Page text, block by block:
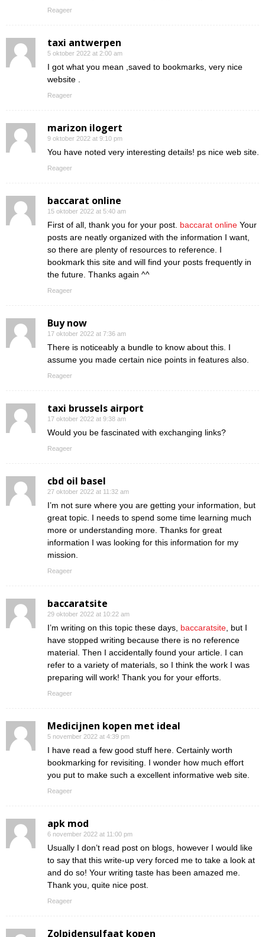
Reageer
taxi antwerpen
5 oktober 2022 at 2:00 am
I got what you mean ,saved to bookmarks, very nice
website .
Reageer
marizon ilogert
9 oktober 2022 at 9:10 pm
You have noted very interesting details! ps nice web site.
Reageer
baccarat online
15 oktober 2022 at 5:40 am
First of all, thank you for your post. baccarat online Your
posts are neatly organized with the information I want,
so there are plenty of resources to reference. I
bookmark this site and will find your posts frequently in
the future. Thanks again ^^
Reageer
Buy now
17 oktober 2022 at 7:36 am
There is noticeably a bundle to know about this. I
assume you made certain nice points in features also.
Reageer
taxi brussels airport
17 oktober 2022 at 9:38 am
Would you be fascinated with exchanging links?
Reageer
cbd oil basel
27 oktober 2022 at 11:32 am
I’m not sure where you are getting your information, but
great topic. I needs to spend some time learning much
more or understanding more. Thanks for great
information I was looking for this information for my
mission.
Reageer
baccaratsite
29 oktober 2022 at 10:22 am
I’m writing on this topic these days, baccaratsite, but I
have stopped writing because there is no reference
material. Then I accidentally found your article. I can
refer to a variety of materials, so I think the work I was
preparing will work! Thank you for your efforts.
Reageer
Medicijnen kopen met ideal
5 november 2022 at 4:39 pm
I have read a few good stuff here. Certainly worth
bookmarking for revisiting. I wonder how much effort
you put to make such a excellent informative web site.
Reageer
apk mod
6 november 2022 at 11:00 pm
Usually I don’t read post on blogs, however I would like
to say that this write-up very forced me to take a look at
and do so! Your writing taste has been amazed me.
Thank you, quite nice post.
Reageer
Zolpidensulfaat kopen